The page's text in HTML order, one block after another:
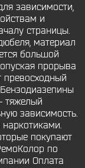
зависимости,
и
страницы.
материал
большой
прорыва
превосходный
тяжелый
зависимость.
наркотиками.
покупают
по
Оплата